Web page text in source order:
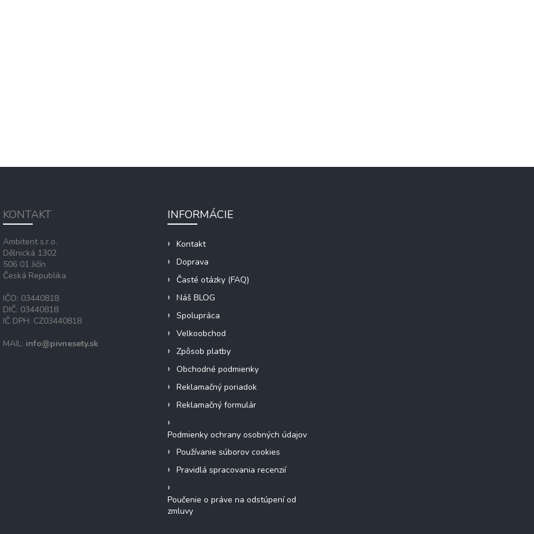
KONTAKT
Ambitent s.r.o.
Dělnická 1302
506 01 Jičín
Česká Republika
IČO: 03440818
DIČ: 03440818
IČ DPH: CZ03440818
MAIL: info@pivnesety.sk
INFORMÁCIE
Kontakt
Doprava
Časté otázky (FAQ)
Náš BLOG
Spolupráca
Velkoobchod
Zpôsob platby
Obchodné podmienky
Reklamačný poriadok
Reklamačný formulár
Podmienky ochrany osobných údajov
Používanie súborov cookies
Pravidlá spracovania recenzií
Poučenie o práve na odstúpení od
zmluvy